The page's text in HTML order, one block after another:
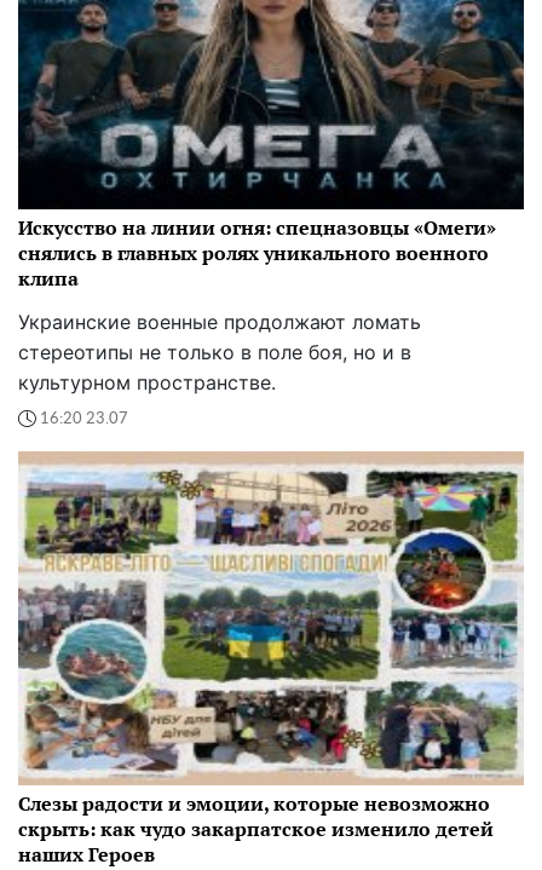
Искусство на линии огня: спецназовцы «Омеги»
снялись в главных ролях уникального военного
клипа
Украинские военные продолжают ломать
стереотипы не только в поле боя, но и в
культурном пространстве.
16:20 23.07
Слезы радости и эмоции, которые невозможно
скрыть: как чудо закарпатское изменило детей
наших Героев